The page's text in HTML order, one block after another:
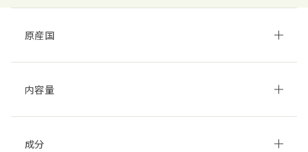
原産国
内容量
成分